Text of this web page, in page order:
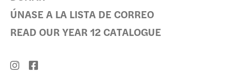
ÚNASE A LA LISTA DE CORREO
READ OUR YEAR 12 CATALOGUE